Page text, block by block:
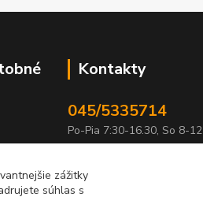
Kontakty
045/5335714
Po-Pia 7:30-16.30, So 8-12
zážitky
súhlas s